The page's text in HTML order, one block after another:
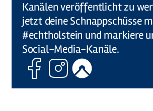
Kanälen veröffentlicht zu
jetzt deine Schnappschüsse
#echtholstein und markiere
Social-Media-Kanäle.
FacebookInstagram
Komoot